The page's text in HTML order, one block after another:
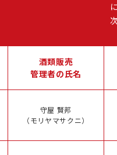
酒類販売
管理者の氏名
守屋 賢邦
（モリヤマサクニ）